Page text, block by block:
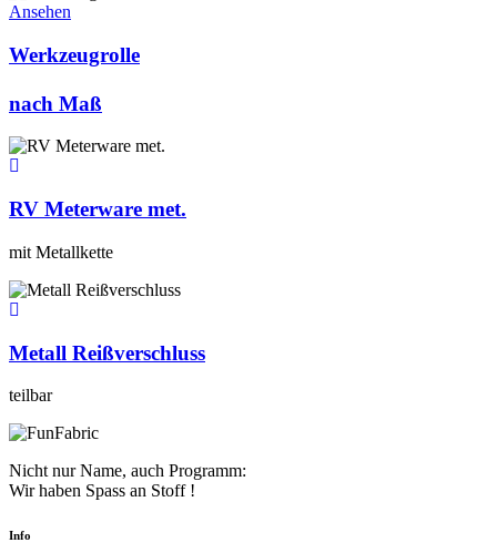
Ansehen
Werkzeugrolle
nach Maß
RV Meterware met.
mit Metallkette
Metall Reißverschluss
teilbar
Nicht nur Name, auch Programm:
Wir haben Spass an Stoff !
Info